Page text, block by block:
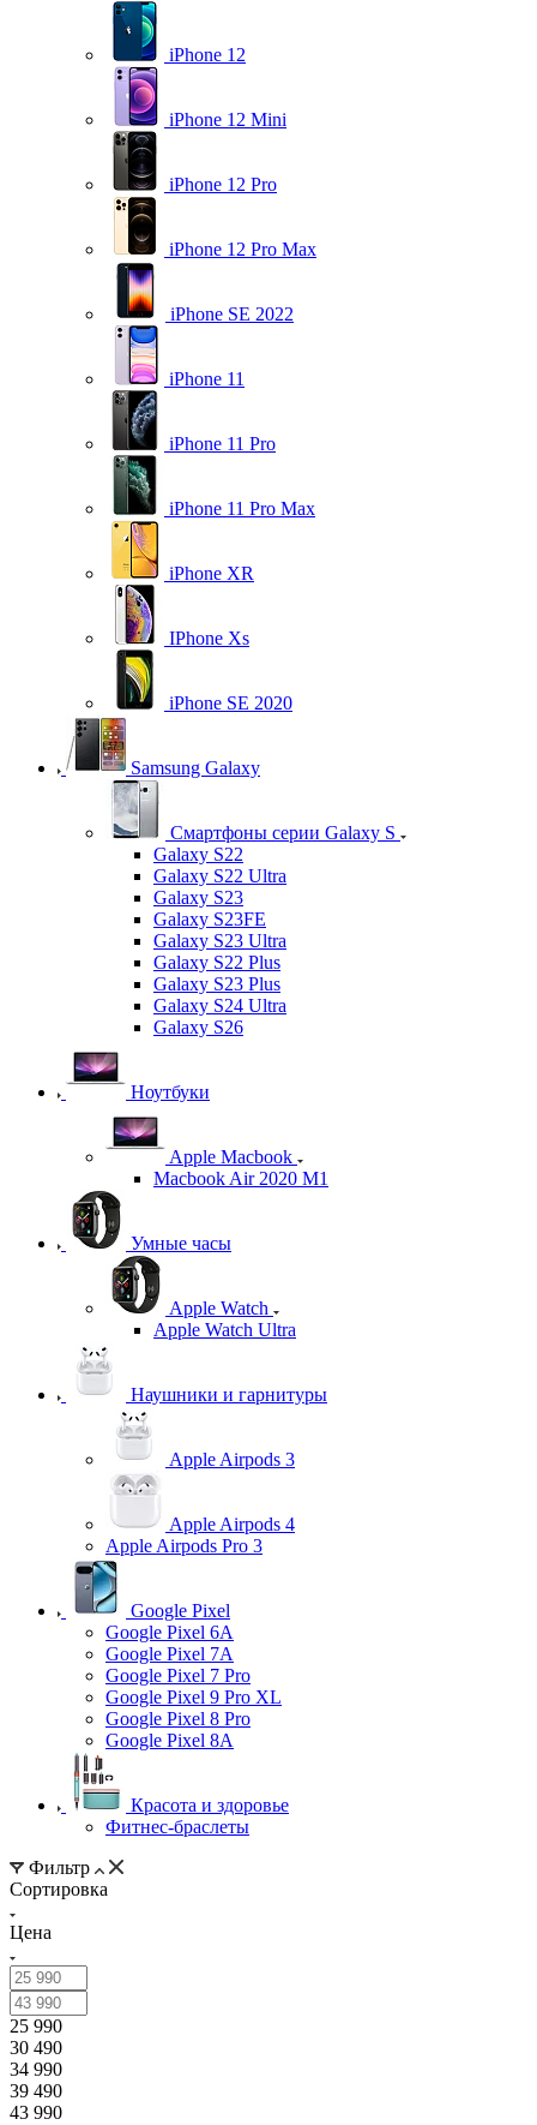
iPhone 12
iPhone 12 Mini
iPhone 12 Pro
iPhone 12 Pro Max
iPhone SE 2022
iPhone 11
iPhone 11 Pro
iPhone 11 Pro Max
iPhone XR
IPhone Xs
iPhone SE 2020
Samsung Galaxy
Смартфоны серии Galaxy S
Galaxy S22
Galaxy S22 Ultra
Galaxy S23
Galaxy S23FE
Galaxy S23 Ultra
Galaxy S22 Plus
Galaxy S23 Plus
Galaxy S24 Ultra
Galaxy S26
Ноутбуки
Apple Macbook
Macbook Air 2020 M1
Умные часы
Apple Watch
Apple Watch Ultra
Наушники и гарнитуры
Apple Airpods 3
Apple Airpods 4
Apple Airpods Pro 3
Google Pixel
Google Pixel 6A
Google Pixel 7А
Google Pixel 7 Pro
Google Pixel 9 Pro XL
Google Pixel 8 Pro
Google Pixel 8A
Красота и здоровье
Фитнес-браслеты
Фильтр
Сортировка
Цена
25 990
30 490
34 990
39 490
43 990